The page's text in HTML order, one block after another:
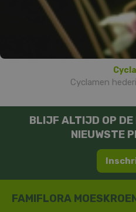
Cyclamen
BLIJF ALTIJD OP DE
NIEUWSTE
FAMIFLORA